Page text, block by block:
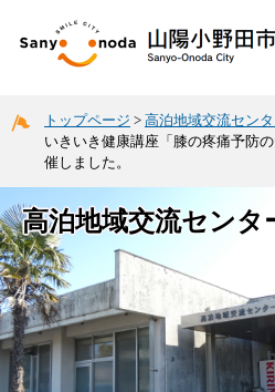
トップページ > 高泊地域交流セン
いきいき健康講座「膝の疼痛予防
催しました。
高泊地域交流センタ